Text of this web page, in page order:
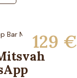
129 €